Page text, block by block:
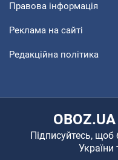
Правова інформація
Реклама на сайті
Редакційна політика
Підписуйтесь, щоб
України